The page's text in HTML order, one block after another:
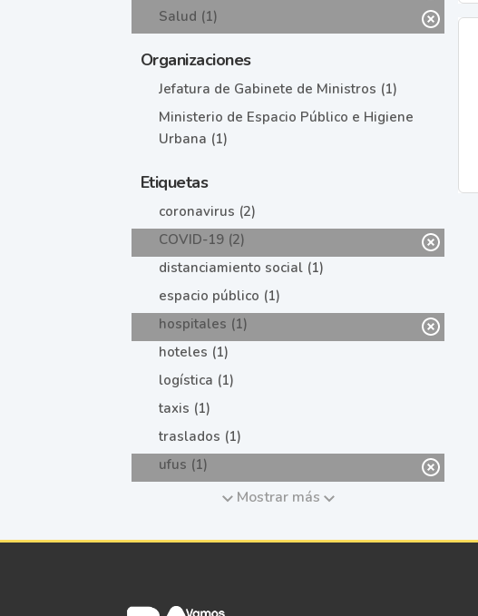
Salud (1)
Organizaciones
Jefatura de Gabinete de Ministros (1)
Ministerio de Espacio Público e Higiene
Urbana (1)
Etiquetas
coronavirus (2)
COVID-19 (2)
distanciamiento social (1)
espacio público (1)
hospitales (1)
hoteles (1)
logística (1)
taxis (1)
traslados (1)
ufus (1)
Mostrar más